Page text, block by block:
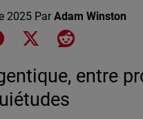
2025 Par Adam Winston
on LinkedIn
Share on Facebook
Share on XShare on
entre